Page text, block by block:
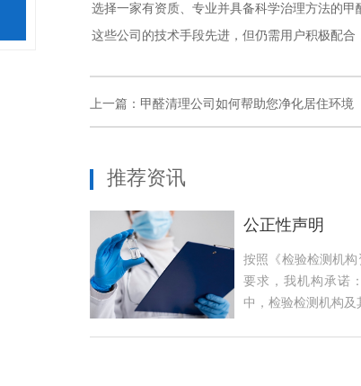
选择一家有资质、专业并具备科学治理方法的
这些公司的技术手段先进，但仍需用户积极配合
上一篇： 甲醛清理公司如何帮助您净化居住环境
推荐资讯
公正性声明
按照《检验检测机
要求，我机构承诺
中，检验检测机构及